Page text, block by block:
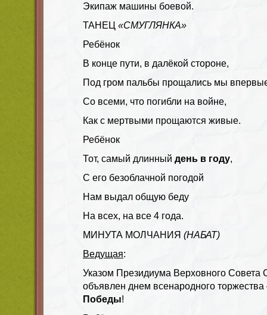
Экипаж машины боевой.
ТАНЕЦ «СМУГЛЯНКА»
Ребёнок
В конце пути, в далёкой стороне,
Под гром пальбы прощались мы
Со всеми, что погибли на войне,
Как с мертвыми прощаются живые.
Ребёнок
Тот, самый длинный день в году,
С его безоблачной погодой
Нам выдал общую беду
На всех, на все 4 года.
МИНУТА МОЛЧАНИЯ (НАБАТ)
Ведущая:
Указом Президиума Верховного
объявлен днем всенародного
Победы!